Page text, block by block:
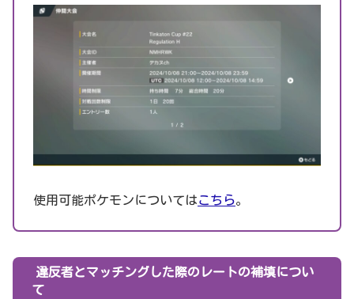
使用可能ポケモンについてはこちら。
違反者とマッチングした際のレートの補填につい
て